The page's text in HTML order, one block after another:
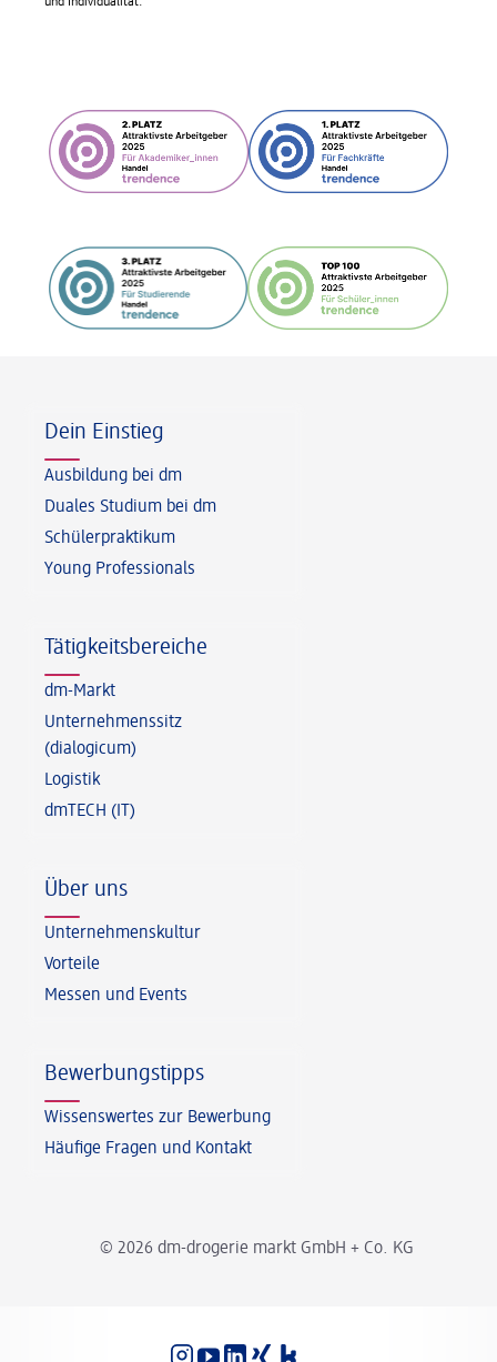
© 2026 dm-drogerie markt GmbH + Co. KG
Dein Einstieg
Ausbildung bei dm
Duales Studium bei dm
Schülerpraktikum
Young Professionals
Tätigkeitsbereiche
dm-Markt
Unternehmenssitz
(dialogicum)
Logistik
dmTECH (IT)
Über uns
Unternehmenskultur
Vorteile
Messen und Events
Bewerbungstipps
Wissenswertes zur Bewerbung
Häufige Fragen und Kontakt